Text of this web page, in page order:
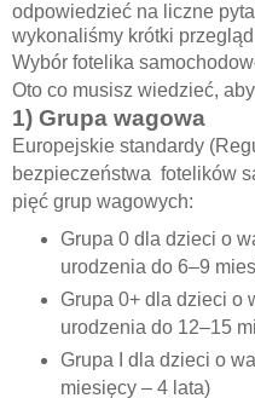
odpowiedzieć na liczne
wykonaliśmy krótki
Wybór fotelika
Oto co musisz wiedzieć,
1) Grupa wagowa
Europejskie standardy
bezpieczeństwa fotelików
pięć grup wagowych:
Grupa 0 dla dzieci o
urodzenia do 6–9
Grupa 0+ dla dzieci o
urodzenia do 12–15
Grupa I dla dzieci o
miesięcy – 4 lata)